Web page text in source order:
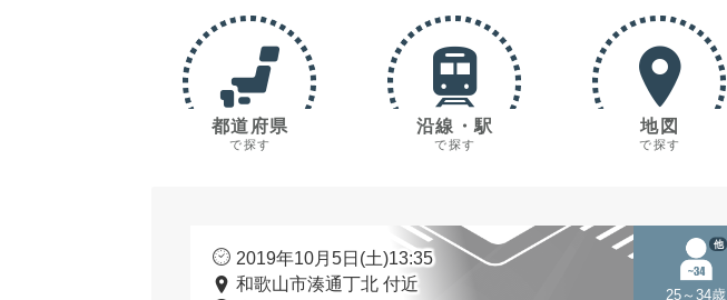
都道府県
で探す
沿線・駅
で探す
地図
で探す
2019年10月5日(土)13:35
和歌山市湊通丁北 付近
25～34歳
他